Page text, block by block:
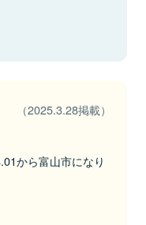
（2025.3.28掲載）
から富山市になり